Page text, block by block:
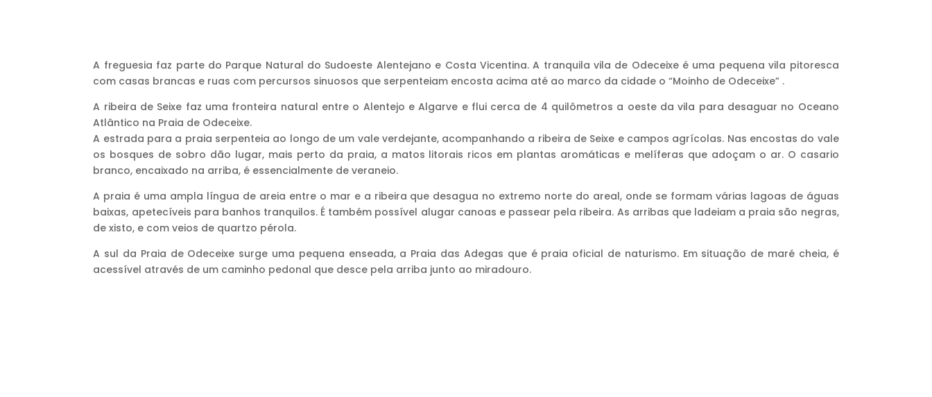
A freguesia faz parte do Parque Natural do Sudoeste Alentejano e Costa Vicentina. A tranquila vila de Odeceixe é uma pequena vila pitoresca
com casas brancas e ruas com percursos sinuosos que serpenteiam encosta acima até ao marco da cidade o “Moinho de Odeceixe” .
A ribeira de Seixe faz uma fronteira natural entre o Alentejo e Algarve e flui cerca de 4 quilômetros a oeste da vila para desaguar no Oceano
Atlântico na Praia de Odeceixe.
A estrada para a praia serpenteia ao longo de um vale verdejante, acompanhando a ribeira de Seixe e campos agrícolas. Nas encostas do vale
os bosques de sobro dão lugar, mais perto da praia, a matos litorais ricos em plantas aromáticas e melíferas que adoçam o ar. O casario
branco, encaixado na arriba, é essencialmente de veraneio.
A praia é uma ampla língua de areia entre o mar e a ribeira que desagua no extremo norte do areal, onde se formam várias lagoas de águas
baixas, apetecíveis para banhos tranquilos. É também possível alugar canoas e passear pela ribeira. As arribas que ladeiam a praia são negras,
de xisto, e com veios de quartzo pérola.
A sul da Praia de Odeceixe surge uma pequena enseada, a Praia das Adegas que é praia oficial de naturismo. Em situação de maré cheia, é
acessível através de um caminho pedonal que desce pela arriba junto ao miradouro.